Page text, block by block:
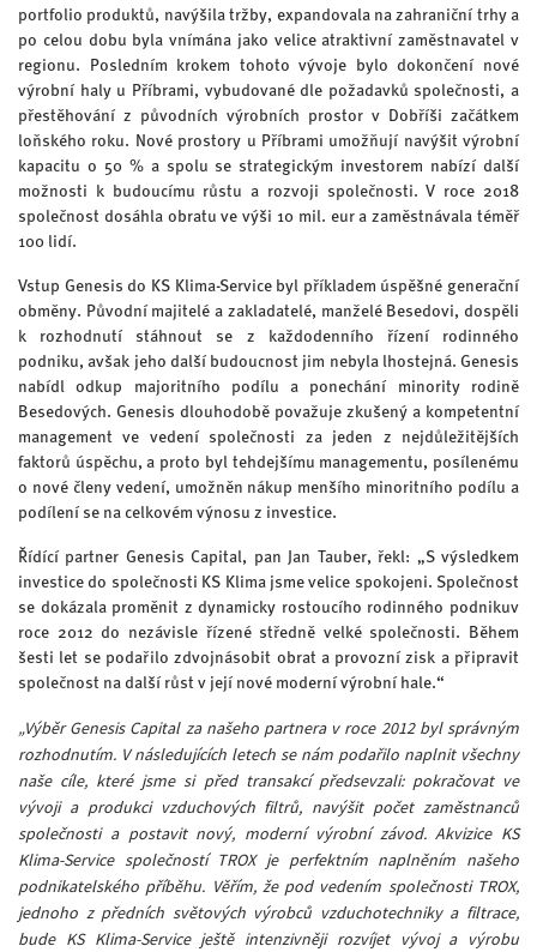
portfolio produktů, navýšila tržby, expandovala na zahraniční trhy a
po celou dobu byla vnímána jako velice atraktivní zaměstnavatel v
regionu. Posledním krokem tohoto vývoje bylo dokončení nové
výrobní haly u Příbrami, vybudované dle požadavků společnosti, a
přestěhování z původních výrobních prostor v Dobříši začátkem
loňského roku. Nové prostory u Příbrami umožňují navýšit výrobní
kapacitu o 50 % a spolu se strategickým investorem nabízí další
možnosti k budoucímu růstu a rozvoji společnosti. V roce 2018
společnost dosáhla obratu ve výši 10 mil. eur a zaměstnávala téměř
100 lidí.
Vstup Genesis do KS Klima-Service byl příkladem úspěšné generační
obměny. Původní majitelé a zakladatelé, manželé Besedovi, dospěli
k rozhodnutí stáhnout se z každodenního řízení rodinného
podniku, avšak jeho další budoucnost jim nebyla lhostejná. Genesis
nabídl odkup majoritního podílu a ponechání minority rodině
Besedových. Genesis dlouhodobě považuje zkušený a kompetentní
management ve vedení společnosti za jeden z nejdůležitějších
faktorů úspěchu, a proto byl tehdejšímu managementu, posílenému
o nové členy vedení, umožněn nákup menšího minoritního podílu a
podílení se na celkovém výnosu z investice.
Řídící partner Genesis Capital, pan Jan Tauber, řekl: „S výsledkem
investice do společnosti KS Klima jsme velice spokojeni. Společnost
se dokázala proměnit z dynamicky rostoucího rodinného podnikuv
roce 2012 do nezávisle řízené středně velké společnosti. Během
šesti let se podařilo zdvojnásobit obrat a provozní zisk a připravit
společnost na další růst v její nové moderní výrobní hale.“
„Výběr Genesis Capital za našeho partnera v roce 2012 byl správným
rozhodnutím. V následujících letech se nám podařilo naplnit všechny
naše cíle, které jsme si před transakcí předsevzali: pokračovat ve
vývoji a produkci vzduchových filtrů, navýšit počet zaměstnanců
společnosti a postavit nový, moderní výrobní závod. Akvizice KS
Klima-Service společností TROX je perfektním naplněním našeho
podnikatelského příběhu. Věřím, že pod vedením společnosti TROX,
jednoho z předních světových výrobců vzduchotechniky a filtrace,
bude KS Klima-Service ještě intenzivněji rozvíjet vývoj a výrobu